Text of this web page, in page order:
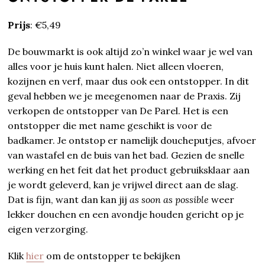
Prijs: €5,49
De bouwmarkt is ook altijd zo’n winkel waar je wel van
alles voor je huis kunt halen. Niet alleen vloeren,
kozijnen en verf, maar dus ook een ontstopper. In dit
geval hebben we je meegenomen naar de Praxis. Zij
verkopen de ontstopper van De Parel. Het is een
ontstopper die met name geschikt is voor de
badkamer. Je ontstop er namelijk doucheputjes, afvoer
van wastafel en de buis van het bad. Gezien de snelle
werking en het feit dat het product gebruiksklaar aan
je wordt geleverd, kan je vrijwel direct aan de slag.
Dat is fijn, want dan kan jijas soon as possibleweer
lekker douchen en een avondje houden gericht op je
eigen verzorging.
Klikhier om de ontstopper te bekijken